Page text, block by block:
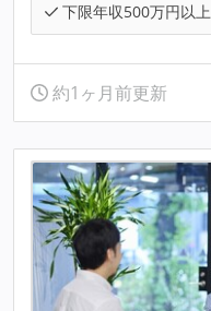
下限年収500万円以上
約1ヶ月前更新